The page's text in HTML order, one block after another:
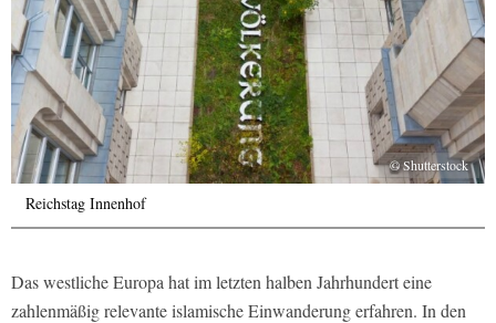
© Shutterstock
Reichstag Innenhof
Das westliche Europa hat im letzten halben Jahrhundert eine
zahlenmäßig relevante islamische Einwanderung erfahren. In den